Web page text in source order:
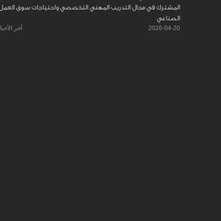
المشترك في مجال التدريب المهني التخصصي واحتياجات سوق
الصناعي
2026-04-20 آخر